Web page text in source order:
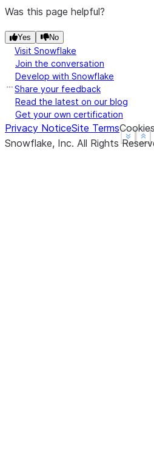
See
3  4.0  7.0
     A    B
0  1.0  5.0
1  NaN  5.0
2  4.0  7.0
3  4.0  7.0
See
Was this page helpful?
Yes No
Visit Snowflake
Join the conversation
Develop with Snowflake
Share your feedback
Read the latest on our blog
Get your own certification
Privacy NoticeSite Terms
Snowflake, Inc. All Rights